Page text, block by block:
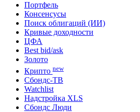
Портфель
Консенсусы
Поиск облигаций (ИИ)
Кривые доходности
ЦФА
Best bid/ask
Золото
Крипто new
Сбондс-ТВ
Watchlist
Надстройка XLS
Сбондс Люди